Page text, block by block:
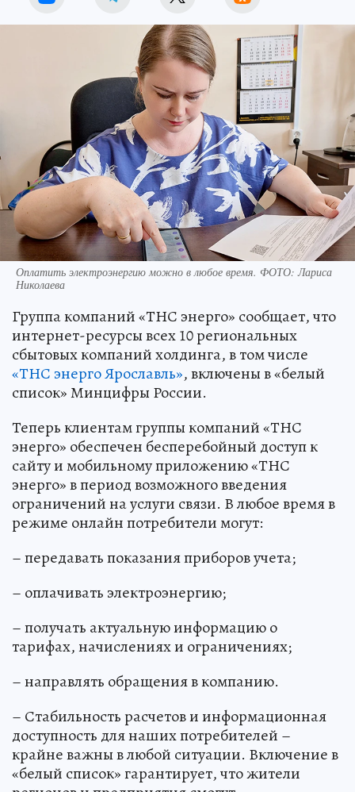
Оплатить электроэнергию можно в любое время. ФОТО: Лариса
Николаева
Группа компаний «ТНС энерго» сообщает, что
интернет-ресурсы всех 10 региональных
сбытовых компаний холдинга, в том числе
«ТНС энерго Ярославль», включены в «белый
список» Минцифры России.
Теперь клиентам группы компаний «ТНС
энерго» обеспечен бесперебойный доступ к
сайту и мобильному приложению «ТНС
энерго» в период возможного введения
ограничений на услуги связи. В любое время в
режиме онлайн потребители могут:
– передавать показания приборов учета;
– оплачивать электроэнергию;
– получать актуальную информацию о
тарифах, начислениях и ограничениях;
– направлять обращения в компанию.
– Стабильность расчетов и информационная
доступность для наших потребителей –
крайне важны в любой ситуации. Включение в
«белый список» гарантирует, что жители